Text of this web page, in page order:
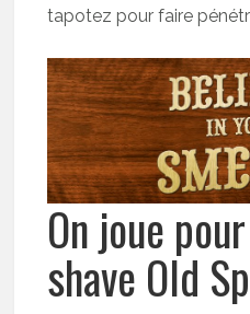
tapotez pour faire
On joue
shave Old